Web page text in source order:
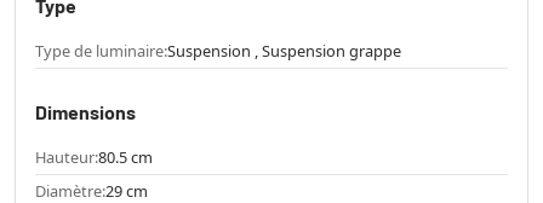
Type
Type de luminaire:Suspension , Suspension grappe
Dimensions
Hauteur:80.5 cm
Diamètre:29 cm